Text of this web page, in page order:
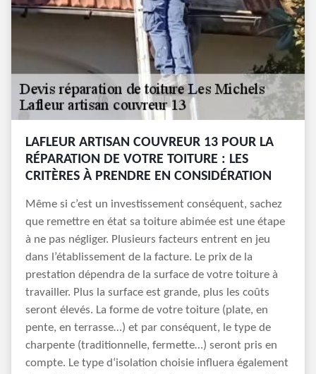
LAFLEUR ARTISAN COUVREUR 13 POUR LA
RÉPARATION DE VOTRE TOITURE : LES
CRITÈRES À PRENDRE EN CONSIDÉRATION
Même si c’est un investissement conséquent, sachez
que remettre en état sa toiture abimée est une étape
à ne pas négliger. Plusieurs facteurs entrent en jeu
dans l’établissement de la facture. Le prix de la
prestation dépendra de la surface de votre toiture à
travailler. Plus la surface est grande, plus les coûts
seront élevés. La forme de votre toiture (plate, en
pente, en terrasse…) et par conséquent, le type de
charpente (traditionnelle, fermette…) seront pris en
compte. Le type d‘isolation choisie influera également